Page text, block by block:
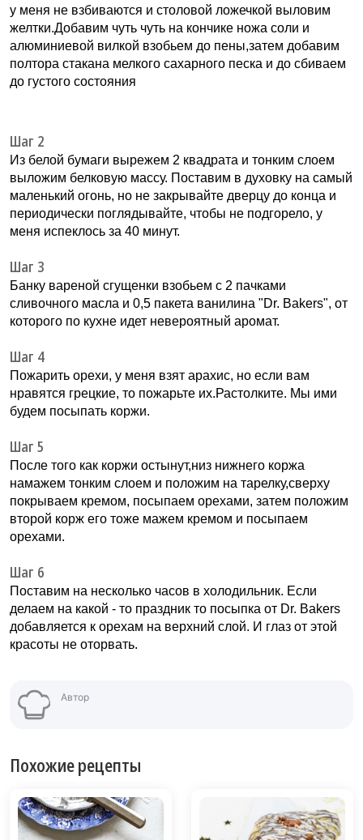
у меня не взбиваются и столовой ложечкой выловим
желтки.Добавим чуть чуть на кончике ножа соли и
алюминиевой вилкой взобьем до пены,затем добавим
полтора стакана мелкого сахарного песка и до сбиваем
до густого состояния
Шаг 2
Из белой бумаги вырежем 2 квадрата и тонким слоем
выложим белковую массу. Поставим в духовку на самый
маленький огонь, но не закрывайте дверцу до конца и
периодически поглядывайте, чтобы не подгорело, у
меня испеклось за 40 минут.
Шаг 3
Банку вареной сгущенки взобьем с 2 пачками
сливочного масла и 0,5 пакета ванилина "Dr. Bakers", от
которого по кухне идет невероятный аромат.
Шаг 4
Пожарить орехи, у меня взят арахис, но если вам
нравятся грецкие, то пожарьте их.Растолките. Мы ими
будем посыпать коржи.
Шаг 5
После того как коржи остынут,низ нижнего коржа
намажем тонким слоем и положим на тарелку,сверху
покрываем кремом, посыпаем орехами, затем положим
второй корж его тоже мажем кремом и посыпаем
орехами.
Шаг 6
Поставим на несколько часов в холодильник. Если
делаем на какой - то праздник то посыпка от Dr. Bakers
добавляется к орехам на верхний слой. И глаз от этой
красоты не оторвать.
Автор
Похожие рецепты